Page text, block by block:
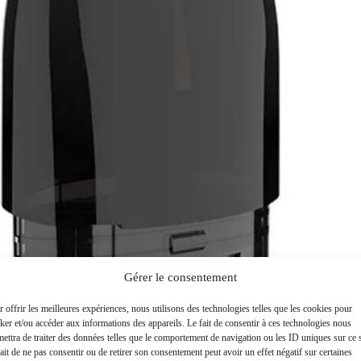
Gérer le consentement
offrir les meilleures expériences, nous utilisons des technologies telles que les cookies pour
et/ou accéder aux informations des appareils. Le fait de consentir à ces technologies nous
de traiter des données telles que le comportement de navigation ou les ID uniques sur ce
de ne pas consentir ou de retirer son consentement peut avoir un effet négatif sur certaines